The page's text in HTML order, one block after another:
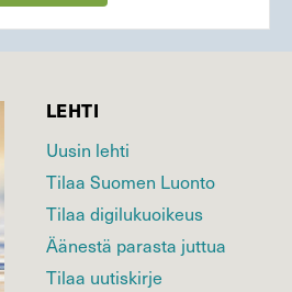
LEHTI
Uusin lehti
Tilaa Suomen Luonto
Tilaa digilukuoikeus
Äänestä parasta juttua
Tilaa uutiskirje